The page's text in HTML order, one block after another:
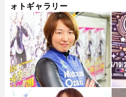
ォトギャラリー